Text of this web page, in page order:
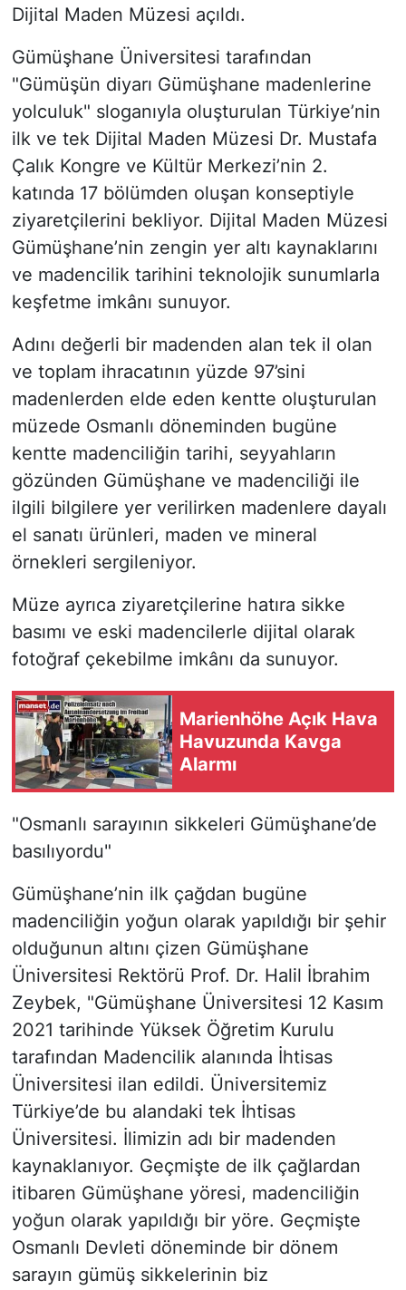
Dijital Maden Müzesi açıldı.
Gümüşhane Üniversitesi tarafından
"Gümüşün diyarı Gümüşhane madenlerine
yolculuk" sloganıyla oluşturulan Türkiye’nin
ilk ve tek Dijital Maden Müzesi Dr. Mustafa
Çalık Kongre ve Kültür Merkezi’nin 2.
katında 17 bölümden oluşan konseptiyle
ziyaretçilerini bekliyor. Dijital Maden Müzesi
Gümüşhane’nin zengin yer altı kaynaklarını
ve madencilik tarihini teknolojik sunumlarla
keşfetme imkânı sunuyor.
Adını değerli bir madenden alan tek il olan
ve toplam ihracatının yüzde 97’sini
madenlerden elde eden kentte oluşturulan
müzede Osmanlı döneminden bugüne
kentte madenciliğin tarihi, seyyahların
gözünden Gümüşhane ve madenciliği ile
ilgili bilgilere yer verilirken madenlere dayalı
el sanatı ürünleri, maden ve mineral
örnekleri sergileniyor.
Müze ayrıca ziyaretçilerine hatıra sikke
basımı ve eski madencilerle dijital olarak
fotoğraf çekebilme imkânı da sunuyor.
Marienhöhe Açık Hava
Havuzunda Kavga
Alarmı
"Osmanlı sarayının sikkeleri Gümüşhane’de
basılıyordu"
Gümüşhane’nin ilk çağdan bugüne
madenciliğin yoğun olarak yapıldığı bir şehir
olduğunun altını çizen Gümüşhane
Üniversitesi Rektörü Prof. Dr. Halil İbrahim
Zeybek, "Gümüşhane Üniversitesi 12 Kasım
2021 tarihinde Yüksek Öğretim Kurulu
tarafından Madencilik alanında İhtisas
Üniversitesi ilan edildi. Üniversitemiz
Türkiye’de bu alandaki tek İhtisas
Üniversitesi. İlimizin adı bir madenden
kaynaklanıyor. Geçmişte de ilk çağlardan
itibaren Gümüşhane yöresi, madenciliğin
yoğun olarak yapıldığı bir yöre. Geçmişte
Osmanlı Devleti döneminde bir dönem
sarayın gümüş sikkelerinin biz